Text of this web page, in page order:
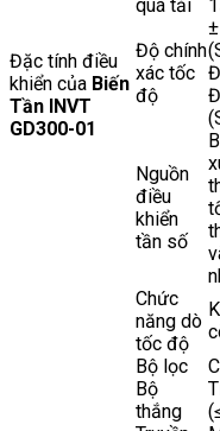
Đặc tính điều
khiển của Biến
Tần INVT
GD300-01
quá tải
Độ chính
xác tốc
độ
Nguồn
điều
khiển
tần số
Chức
năng dò
tốc độ
Bộ lọc
Bộ
thắng